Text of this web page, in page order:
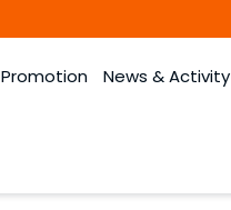
Promotion News & Activity